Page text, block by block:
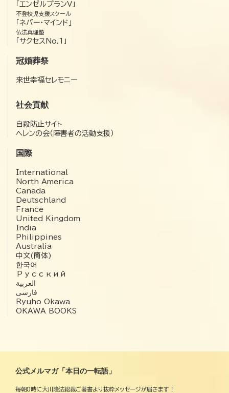
「エンゼルプランV」
不登校児支援スクール
「ネバー・マインド」
仏法真理塾
「サクセスNo.1」
冠婚葬祭
来世幸福セレモニー
社会貢献
自殺防止サイト
ヘレンの会（障害者の活動支援）
国際
International
North America
Canada
Deutschland
France
United Kingdom
India
Philippines
Australia
中文(簡体)
한국어
Русский
العربية‏
فارسی
Ryuho Okawa
OKAWA BOOKS
公式メルマガ「本日の一転語」
毎朝8時に大川隆法総裁ご著書より抜粋メッセージが届きます！